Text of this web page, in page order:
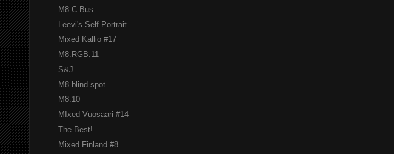
M8.C-Bus
Leevi's Self Portrait
Mixed Kallio #17
M8.RGB.11
S&J
M8.blind.spot
M8.10
MIxed Vuosaari #14
The Best!
Mixed Finland #8